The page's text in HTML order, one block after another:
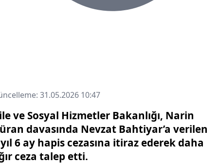
31.05.2026 10:47
ve Sosyal Hizmetler Bakanlığı, Narin
davasında Nevzat Bahtiyar’a verilen
6 ay hapis cezasına itiraz ederek daha
ceza talep etti.